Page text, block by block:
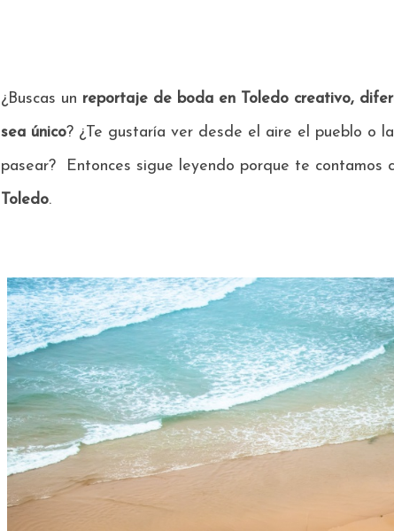
¿Buscas un reportaje de boda en Toledo creativo,
sea único? ¿Te gustaría ver desde el aire el pueblo o
pasear? Entonces sigue leyendo porque te contamos
Toledo.